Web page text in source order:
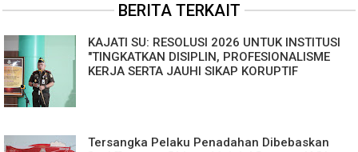
BERITA TERKAIT
KAJATI SU: RESOLUSI 2026 UNTUK INSTITUSI
"TINGKATKAN DISIPLIN, PROFESIONALISME
KERJA SERTA JAUHI SIKAP KORUPTIF
Tersangka Pelaku Penadahan Dibebaskan